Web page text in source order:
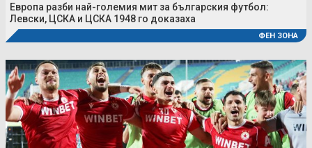
Европа разби най-големия мит за българския футбол:
Левски, ЦСКА и ЦСКА 1948 го доказаха
ФЕН ЗОНА